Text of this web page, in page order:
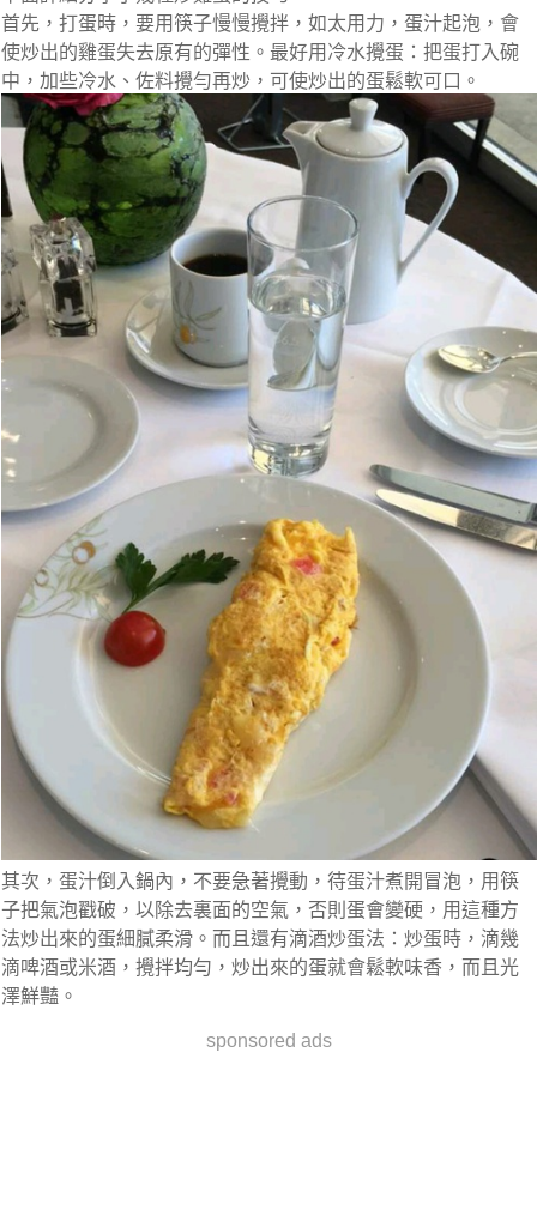
首先，打蛋時，要用筷子慢慢攪拌，如太用力，蛋汁起泡，會
使炒出的雞蛋失去原有的彈性。最好用冷水攪蛋：把蛋打入碗
中，加些冷水、佐料攪勻再炒，可使炒出的蛋鬆軟可口。
其次，蛋汁倒入鍋內，不要急著攪動，待蛋汁煮開冒泡，用筷
子把氣泡戳破，以除去裏面的空氣，否則蛋會變硬，用這種方
法炒出來的蛋細膩柔滑。而且還有滴酒炒蛋法：炒蛋時，滴幾
滴啤酒或米酒，攪拌均勻，炒出來的蛋就會鬆軟味香，而且光
澤鮮豔。
sponsored ads